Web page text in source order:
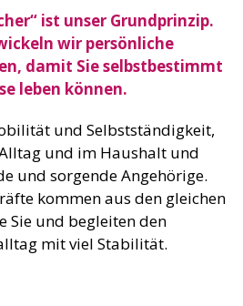
ist unser Grundprinzip.
wir persönliche
damit Sie selbstbestimmt
leben können.
und Selbstständigkeit,
und im Haushalt und
und sorgende Angehörige.
kommen aus den gleichen
Sie und begleiten den
mit viel Stabilität.